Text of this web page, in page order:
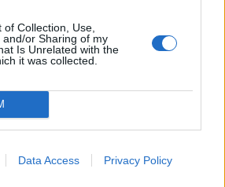
Collection, Use,
and/or Sharing of my
Is Unrelated with the
it was collected.
Data Access Privacy Policy